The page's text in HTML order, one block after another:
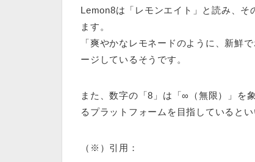
Lemon8は「レモンエイト」と読み、
ます。
「爽やかなレモネードのように、新鮮
ージしているそうです。
また、数字の「8」は「∞（無限）」を
るプラットフォームを目指しているとい
（※）引用：